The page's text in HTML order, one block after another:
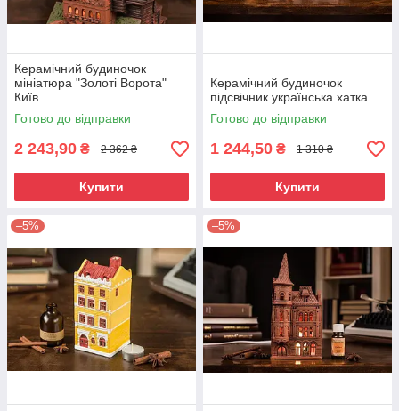
Керамічний будиночок
мініатюра "Золоті Ворота"
Київ
Готово до відправки
2 243,90 ₴ 2 362 ₴
Купити
Керамічний будиночок
підсвічник українська хатка
Готово до відправки
1 244,50 ₴ 1 310 ₴
Купити
–5% –5%